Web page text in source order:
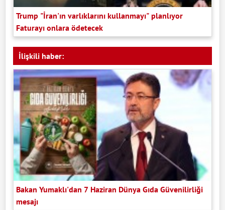
Trump "İran'ın varlıklarını kullanmayı" planlıyor
Faturayı onlara ödetecek
İlişkili haber:
Bakan Yumaklı'dan 7 Haziran Dünya Gıda Güvenilirliği
mesajı